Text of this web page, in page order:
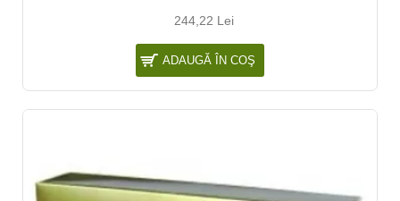
244,22 Lei
ADAUGĂ ÎN COŞ